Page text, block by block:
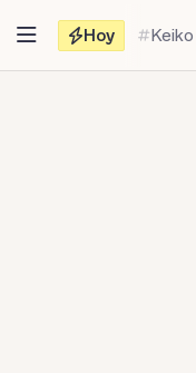
contenido
Hoy